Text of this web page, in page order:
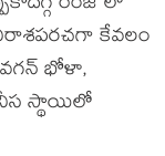
కేవలం
భోళా,
స్థాయిలో